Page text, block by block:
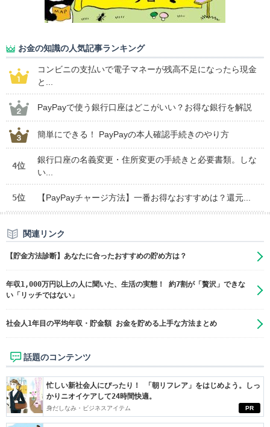
お金の知識の人気記事ランキング
コンビニの支払いで電子マネーが残高不足になったら現金
と...
PayPayで使う銀行口座はどこがいい？お得な銀行を解説
簡単にできる！ PayPayの本人確認手続きのやり方
4位
銀行口座の名義変更・住所変更の手続きと必要書類。しな
い...
5位 【PayPayチャージ方法】一番お得なおすすめは？還元...
関連リンク
【貯金方法診断】あなたに合ったおすすめの貯め方は？
年収1,000万円以上の人に聞いた、生活の実態！ 約7割が「贅沢」できな
い「リッチではない」
社会人1年目の平均年収・貯金額 お金を貯める上手な方法まとめ
話題のコンテンツ
PR
忙しい新社会人にぴったり！ 「朝リフレア」をはじめよう。しっ
かりニオイケアして24時間快適。
身だしなみ・ビジネスアイテム